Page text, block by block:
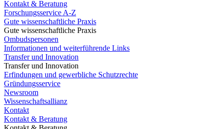
Kontakt & Beratung
Forschungsservice A-Z
Gute wissenschaftliche Praxis
Gute wissenschaftliche Praxis
Ombudspersonen
Informationen und weiterführende Links
Transfer und Innovation
Transfer und Innovation
Erfindungen und gewerbliche Schutzrechte
Gründungsservice
Newsroom
Wissenschaftsallianz
Kontakt
Kontakt & Beratung